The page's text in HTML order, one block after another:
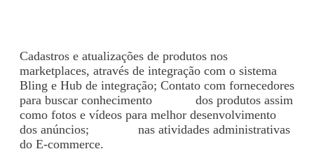
Cadastros e atualizações de produtos nos
marketplaces, através de integração com o sistema
Bling e Hub de integração; Contato com fornecedores
para buscar conhecimento
dos produtos assim
como fotos e vídeos para melhor desenvolvimento
dos anúncios;
nas atividades administrativas
do E-commerce.